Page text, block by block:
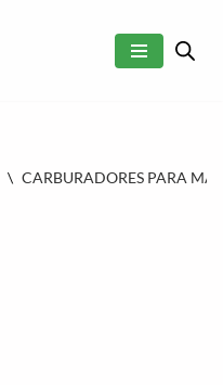
\ CARBURADORES PARA